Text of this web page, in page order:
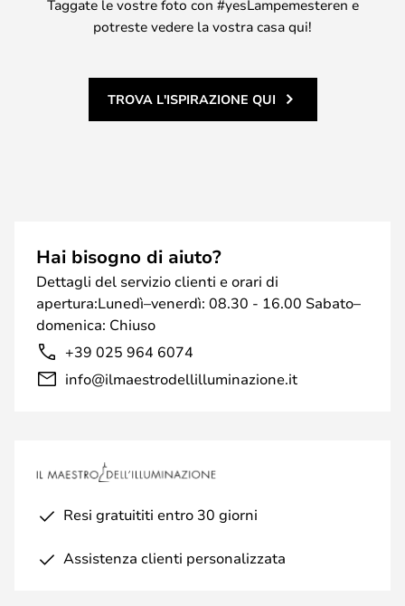
Taggate le vostre foto con #yesLampemesteren e
potreste vedere la vostra casa qui!
TROVA L'ISPIRAZIONE QUI
Hai bisogno di aiuto?
Dettagli del servizio clienti e orari di
apertura:Lunedì–venerdì: 08.30 - 16.00 Sabato–
domenica: Chiuso
+39 025 964 6074
info@ilmaestrodellilluminazione.it
Resi gratuititi entro 30 giorni
Assistenza clienti personalizzata